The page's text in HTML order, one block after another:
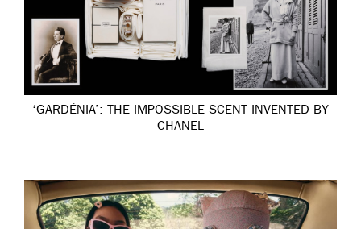
‘GARDÉNIA’: THE IMPOSSIBLE SCENT INVENTED BY
CHANEL